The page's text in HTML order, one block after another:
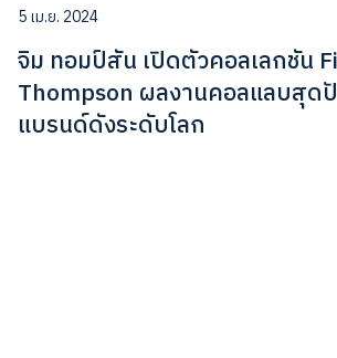
5 เม.ย. 2024
จิม ทอมป์สัน เปิดตัวคอลเลกชัน
Thompson ผลงานคอลแลบสุด
แบรนด์ดังระดับโลก